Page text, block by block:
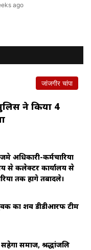
ago
जांजगीर चांपा
ने किया 4
अधिकारी-कर्मचारियों
से कलेक्टर कार्यालय से
तक होंगे तबादले।
का शव डीडीआरफ टीम
समाज, श्रद्धांजलि